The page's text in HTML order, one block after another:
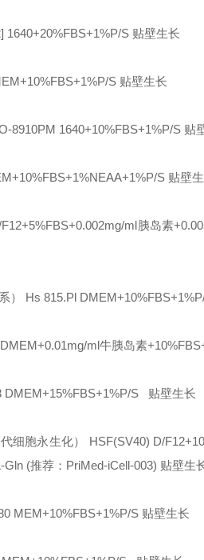
1640+20%FBS+1%P/S 贴壁生长
S 贴壁生长
8910PM 1640+10%FBS+1%P/S 贴
S 贴壁
F12+5%FBS+0.002mg/ml胰岛素
） Hs 815.Pl
DMEM+0.01mg/ml牛胰岛素
DMEM+15%FBS+1%P/S 贴壁生长
细胞永生化） HSF(SV40) D/
(推荐：PriMed-iCell-003) 贴壁生
MEM+10%FBS+1%P/S 贴壁生长